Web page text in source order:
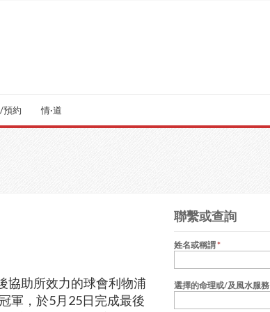
預約 情·道
協助所效力的球會利物浦
軍，於5月25日完成最後
聯繫或查詢
姓名或稱謂*
選擇的命理或/及風水服務